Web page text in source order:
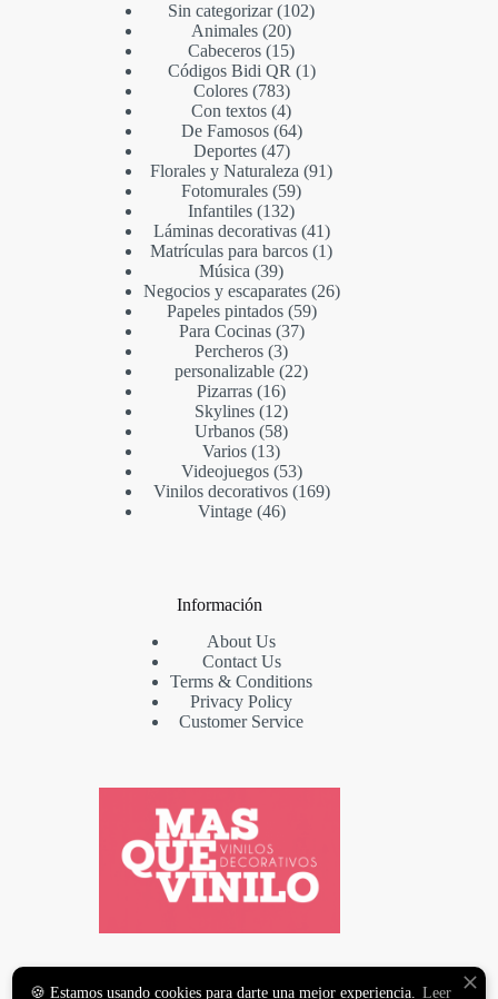
Sin categorizar 102
Animales 20
Cabeceros 15
Códigos Bidi QR
1
Colores 783
Con textos 4
De Famosos 64
Deportes 47
Florales y Naturaleza 91
Fotomurales 59
Infantiles 132
Láminas decorativas 41
Matrículas para barcos 1
Música 39
Negocios y escaparates 26
Papeles pintados 59
Para Cocinas 37
Percheros 3
personalizable 22
Pizarras 16
Skylines 12
Urbanos 58
Varios 13
Videojuegos 53
Vinilos decorativos 169
Vintage 46
Información
About Us
Contact Us
Terms & Conditions
Privacy Policy
Customer Service
VINILOS DECORATIVOS
🍪 Estamos usando cookies para darte una mejor experiencia. Leer